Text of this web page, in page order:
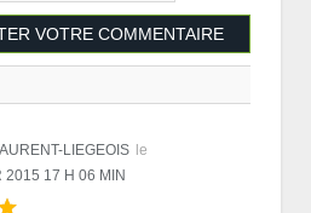
LIEGEOIS le
2015 17 H 06 MIN